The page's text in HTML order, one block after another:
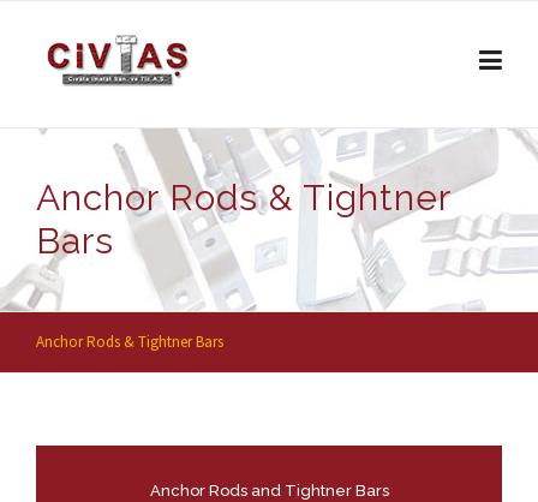
Anchor Rods & Tightner
Bars
Anchor Rods & Tightner Bars
Anchor Rods and Tightner Bars